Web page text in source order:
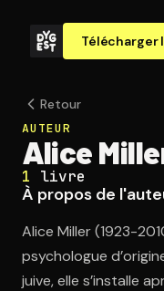
Télécharger
Retour
AUTEUR
Alice
1 livre
À propos de
Alice Miller (1923-
psychologue
juive, elle s’installe